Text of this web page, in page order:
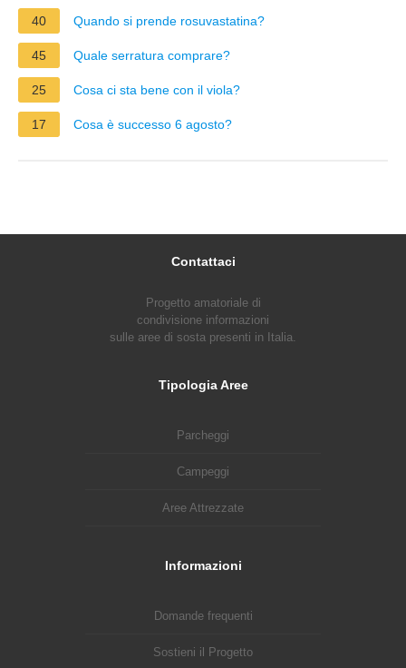
40 Quando si prende rosuvastatina?
45 Quale serratura comprare?
25 Cosa ci sta bene con il viola?
17 Cosa è successo 6 agosto?
Contattaci
Progetto amatoriale di
condivisione informazioni
sulle aree di sosta presenti in Italia.
Tipologia Aree
Parcheggi
Campeggi
Aree Attrezzate
Informazioni
Domande frequenti
Sostieni il Progetto